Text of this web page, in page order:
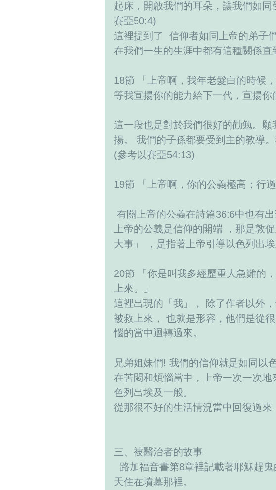
起床，開啟我們的耳朵，讓我們如
賽亞50:4)
這裡提到了  信仰者如同上帝的弟子
在我們一生的生涯中都有這種關係直
18節 「上帝啊，我年老髮白的時候
等我宣揚你的能力給下一代，宣揚你
這一段也是對於我們很好的勸勉。
揚。 我們的子孫都要受到主的教導
(參考以賽亞54:13)
19節 「上帝啊，你的公義極高；行
有關上帝的公義在詩篇36:6中也有出
上帝的公義是信仰的開端 ，那是敦
大事」 ，是指著上帝引導以色列出埃
20節 「你是叫我多經歷重大急難的
上來。」
這裡出現的「我」， 除了作者以外
被救上來， 也就是形容，他們是從
惱的當中迴轉過來。
兄弟姐妹們! 我們的信仰就是如同以
在苦悶和煩惱當中，上帝一次一次
色列出埃及一般。
從那很不好的生活情況當中回復過來
三、被醫治者的故事
路加福音書第8章裡記載著耶穌趕
天住在墳墓那裡。